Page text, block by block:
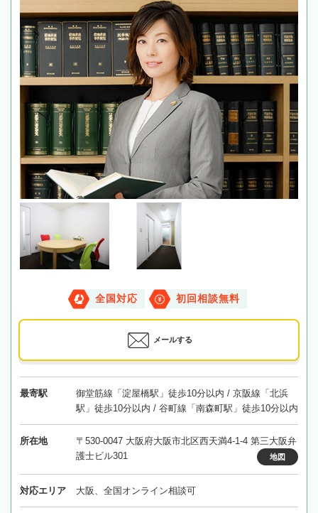
全国対応 初回相談無料
メールする
最寄駅
御堂筋線「淀屋橋駅」徒歩10分以内 / 京阪線「北浜
駅」徒歩10分以内 / 谷町線「南森町駅」徒歩10分以内
所在地
〒530-0047 大阪府大阪市北区西天満4-1-4 第三大阪弁
護士ビル301
地図
対応エリア 大阪、全国オンライン相談可